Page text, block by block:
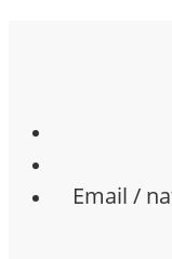
Email /